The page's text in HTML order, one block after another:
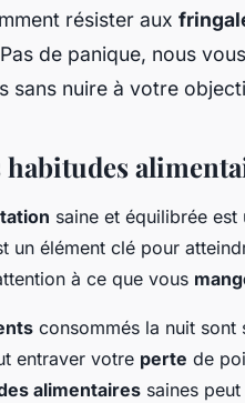
résister aux
de panique, nous
sans nuire à votre
habitudes
saine et équilibrée
un élément clé pour
à ce que vous
consommés la nuit sont
entraver votre perte de
alimentaires saines